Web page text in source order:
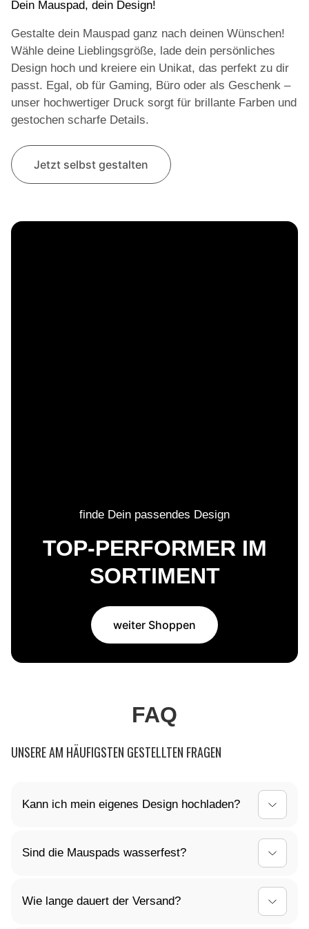
Dein Mauspad, dein Design!
Gestalte dein Mauspad ganz nach deinen Wünschen!
Wähle deine Lieblingsgröße, lade dein persönliches
Design hoch und kreiere ein Unikat, das perfekt zu dir
passt. Egal, ob für Gaming, Büro oder als Geschenk –
unser hochwertiger Druck sorgt für brillante Farben und
gestochen scharfe Details.
Jetzt selbst gestalten
finde Dein passendes Design
TOP-PERFORMER IM
SORTIMENT
weiter Shoppen
FAQ
UNSERE AM HÄUFIGSTEN GESTELLTEN FRAGEN
Kann ich mein eigenes Design hochladen?
Vorstellungen gestalten! Lade dein individuelles
Design einfach hoch, und wir kümmern uns um den
Sind die Mauspads wasserfest?
wasserabweisend. Kleine Verschüttungen können
einfach abgewischt werden, sodass dein Mauspad
Wie lange dauert der Versand?